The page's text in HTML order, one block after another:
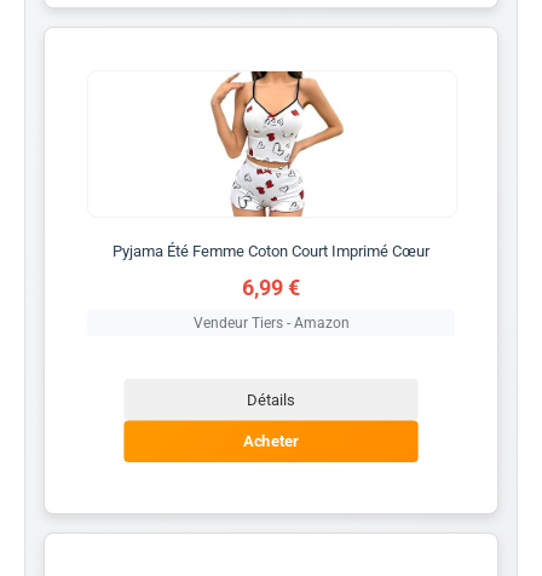
Pyjama Été Femme Coton Court Imprimé Cœur
6,99 €
Vendeur Tiers - Amazon
Détails
Acheter